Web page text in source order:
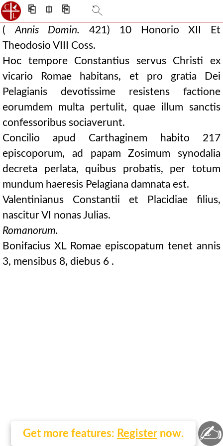
⎗ ⎅ ⎘
Get more features: Register now.
( Annis Domin. 421) 10 Honorio XII Et
Theodosio VIII Coss.
Hoc tempore Constantius servus Christi ex
vicario Romae habitans, et pro gratia Dei
Pelagianis devotissime resistens factione
eorumdem multa pertulit, quae illum sanctis
confessoribus sociaverunt.
Concilio apud Carthaginem habito 217
episcoporum, ad papam Zosimum synodalia
decreta perlata, quibus probatis, per totum
mundum haeresis Pelagiana damnata est.
Valentinianus Constantii et Placidiae filius,
nascitur VI nonas Julias.
Romanorum.
Bonifacius XL Romae episcopatum tenet annis
3, mensibus 8, diebus 6 .
✍